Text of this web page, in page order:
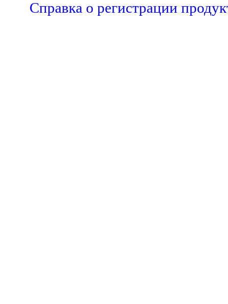
Справка о регистрации